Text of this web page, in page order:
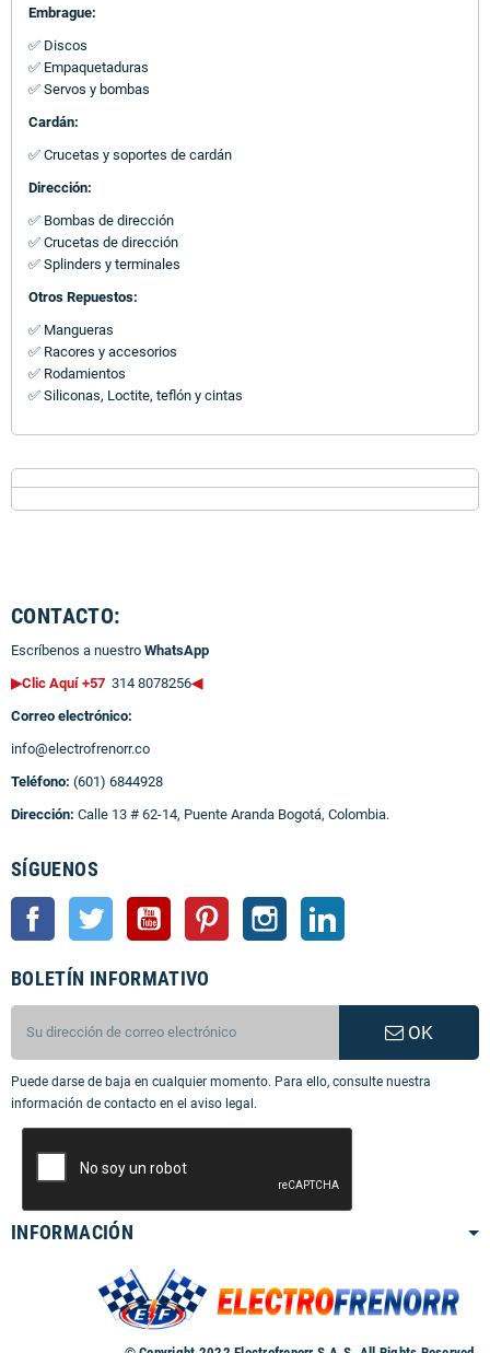
Embrague:
✅ Discos
✅ Empaquetaduras
✅ Servos y bombas
Cardán:
✅ Crucetas y soportes de cardán
Dirección:
✅ Bombas de dirección
✅ Crucetas de dirección
✅ Splinders y terminales
Otros Repuestos:
✅ Mangueras
✅ Racores y accesorios
✅ Rodamientos
✅ Siliconas, Loctite, teflón y cintas
CONTACTO:
Escríbenos a nuestro WhatsApp
▶Clic Aquí +57 314 8078256◀
Correo electrónico:
info@electrofrenorr.co
Teléfono: (601) 6844928
Dirección: Calle 13 # 62-14, Puente Aranda Bogotá, Colombia.
SÍGUENOS
Facebook Twitter YouTube Pinterest Instagram
BOLETÍN INFORMATIVO
OK
Puede darse de baja en cualquier momento. Para ello, consulte nuestra
información de contacto en el aviso legal.
INFORMACIÓN